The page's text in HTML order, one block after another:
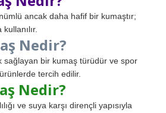
ancak daha hafif bir kumaştır;
Nedir?
sağlayan bir kumaş türüdür ve spor
tercih edilir.
Nedir?
ve suya karşı dirençli yapısıyla